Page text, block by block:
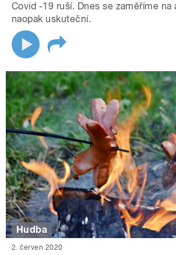
Covid -19 ruší. Dnes se zaměříme na
naopak uskuteční.
Hudba
2. červen 2020